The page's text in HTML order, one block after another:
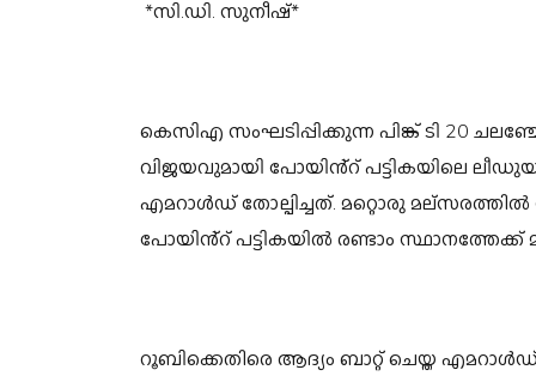
*സി.ഡി. സുനീഷ്*
കെസിഎ സംഘടിപ്പിക്കുന്ന പിങ്ക് ടി 20
വിജയവുമായി പോയിൻ്റ് പട്ടികയിലെ
എമറാൾഡ് തോല്പിച്ചത്. മറ്റൊരു
പോയിൻ്റ് പട്ടികയിൽ രണ്ടാം സ്ഥാനത്തേക്ക്
റൂബിക്കെതിരെ ആദ്യം ബാറ്റ് ചെയ്ത എമറാൾഡ്